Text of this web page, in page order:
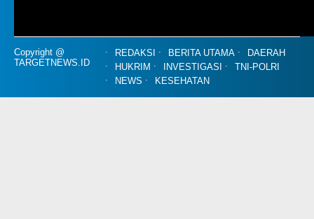
Copyright @
TARGETNEWS.ID
REDAKSI BERITA UTAMA
DAERAH
HUKRIM
INVESTIGASI
TNI-POLRI
NEWS
KESEHATAN